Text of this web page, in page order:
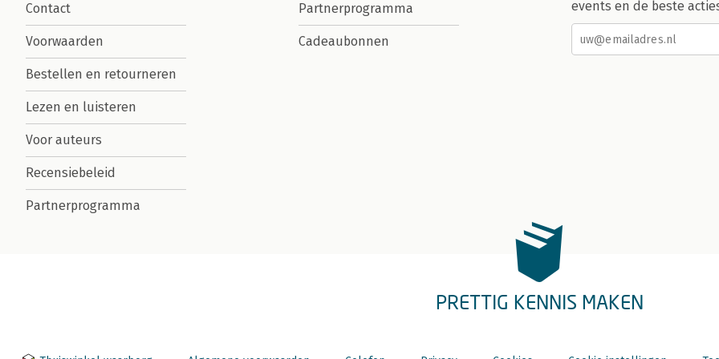
Contact
Voorwaarden
Bestellen en retourneren
Lezen en luisteren
Voor auteurs
Recensiebeleid
Partnerprogramma
Partnerprogramma
Cadeaubonnen
events en de beste
PRETTIG KENNIS MAKEN